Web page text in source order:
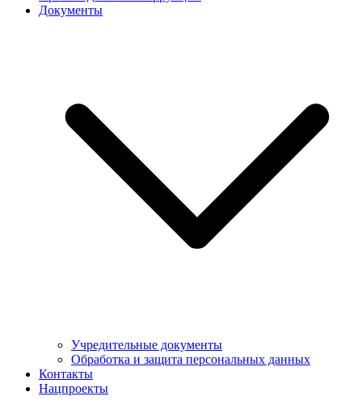
Документы
Учредительные документы
Обработка и защита персональных данных
Контакты
Нацпроекты